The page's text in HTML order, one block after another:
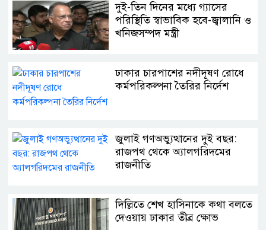
দুই-তিন দিনের মধ্যে গ্যাসের
পরিস্থিতি স্বাভাবিক হবে-জ্বালানি ও
খনিজসম্পদ মন্ত্রী
ঢাকার চারপাশের নদীদূষণ রোধে
কর্মপরিকল্পনা তৈরির নির্দেশ
জুলাই গণঅভ্যুত্থানের দুই বছর:
রাজপথ থেকে অ্যালগরিদমের
রাজনীতি
দিল্লিতে শেখ হাসিনাকে কথা বলতে
দেওয়ায় ঢাকার তীব্র ক্ষোভ